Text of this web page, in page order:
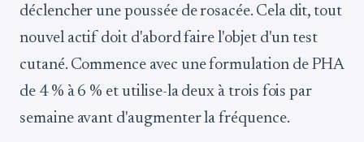
déclencher une poussée de rosacée. Cela dit, tout
nouvel actif doit d'abord faire l'objet d'un test
cutané. Commence avec une formulation de PHA
de 4 % à 6 % et utilise-la deux à trois fois par
semaine avant d'augmenter la fréquence.